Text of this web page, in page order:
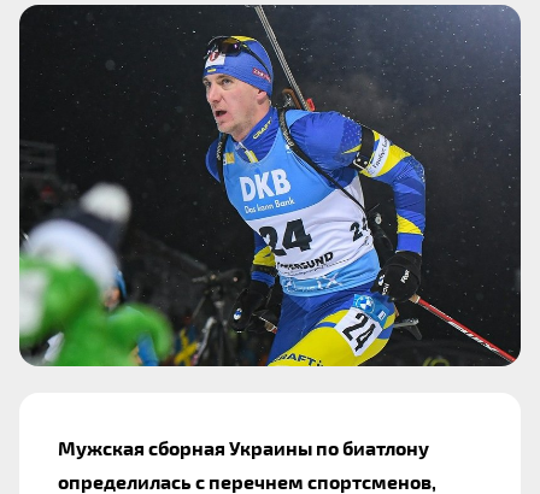
Мужская сборная Украины по биатлону
определилась с перечнем спортсменов,